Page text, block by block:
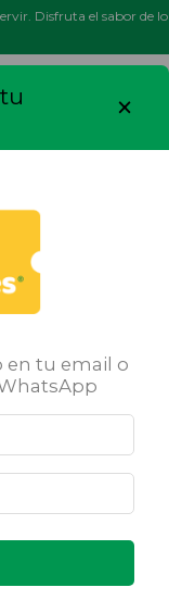
Disfruta el sabor de lo
y salsas caseras son
×
en tu email o